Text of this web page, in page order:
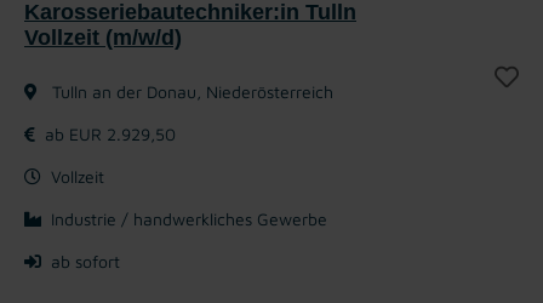
Karosseriebautechniker:in Tulln
Vollzeit (m/w/d)
Tulln an der Donau, Niederösterreich
ab EUR 2.929,50
Vollzeit
Industrie / handwerkliches Gewerbe
ab sofort